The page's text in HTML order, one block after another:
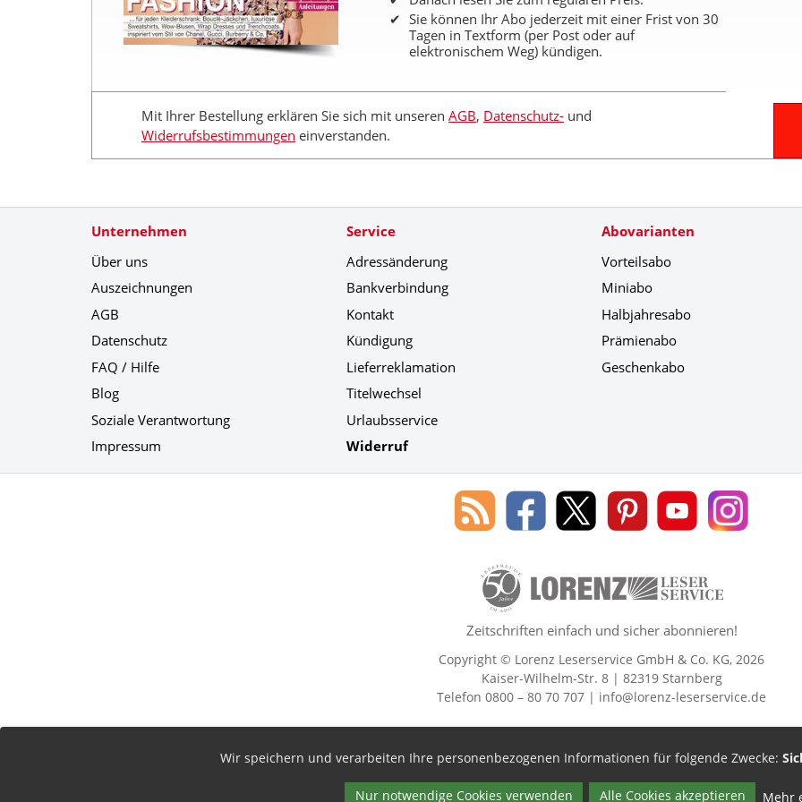
Sie können Ihr Abo jederzeit mit einer Frist von 30
Tagen in Textform (per Post oder auf
elektronischem Weg) kündigen.
Mit Ihrer Bestellung erklären Sie sich mit unseren AGB, Datenschutz- und
Widerrufsbestimmungen einverstanden.
Unternehmen
Über uns
Auszeichnungen
AGB
Datenschutz
FAQ / Hilfe
Blog
Soziale Verantwortung
Impressum
Service
Adressänderung
Bankverbindung
Kontakt
Kündigung
Lieferreklamation
Titelwechsel
Urlaubsservice
Widerruf
Abovarianten
Vorteilsabo
Miniabo
Halbjahresabo
Prämienabo
Geschenkabo
Blog
des
Lorenz
Leserservice
Lorenz
Leserservice
Lorenz
Leserservice
Lorenz
Leserservice
Lorenz
50 Lesefreude im Abo Jahre
Zeitschriften einfach und sicher abonnieren!
Copyright © Lorenz Leserservice GmbH & Co. KG, 2026
Kaiser-Wilhelm-Str. 8 | 82319 Starnberg
Telefon 0800 – 80 70 707 | info@lorenz-leserservice.de
Wir speichern und verarbeiten Ihre personenbezogenen Informationen für folgende Zwecke:
Nur notwendige Cookies verwenden Alle Cookies akzeptieren Mehr